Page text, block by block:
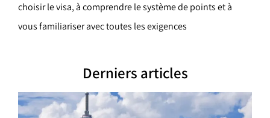
e
r
choisir le visa, à comprendre le système de points et à
vous familiariser avec toutes les exigences
Derniers articles